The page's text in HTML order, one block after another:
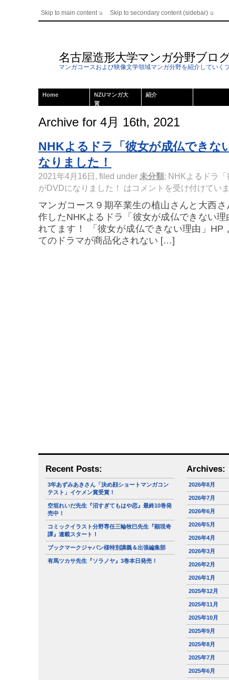
Skip to main content Skip to secondary content (sidebar)
名古屋造形大学マンガ分野ブロ
マンガコースおよび映像文学領域マンガ分野を紹介していく
Home
NZUマンガ大
賞
紹介
Archive for 4月 16th, 2021
NHKよるドラ「彼女が成仏できな
なりました！
2021年4月16日, filed under 未分類; NHKよるドラ
がDVDになりました！ はコメントを受け付けてい
マンガコース９期卒業生の植山さんと大西
作したNHKよるドラ「彼女が成仏できない
れてます！ 「彼女が成仏できない理由」HP
てのドラマが商品化されない […]
Recent Posts:
3年あずみあきさん「決め顔ショートマンガコン
テスト」イケメン賞受賞！
空垣れいだ先生『沼すぎてもはや恋』最終10巻発
売中！
コミックイラスト分野専任三輪牧巳先生『顕現奇
譚』連載スタート！
ブックマークジャパン様特別講義＆出張編集部
有馬ツカサ先生『ソラノヤ』3巻本日発売！
Archives:
2026年8月
2026年7月
2026年6月
2026年5月
2026年4月
2026年3月
2026年2月
2026年1月
2025年12月
2025年11月
2025年10月
2025年9月
2025年8月
2025年7月
2025年6月